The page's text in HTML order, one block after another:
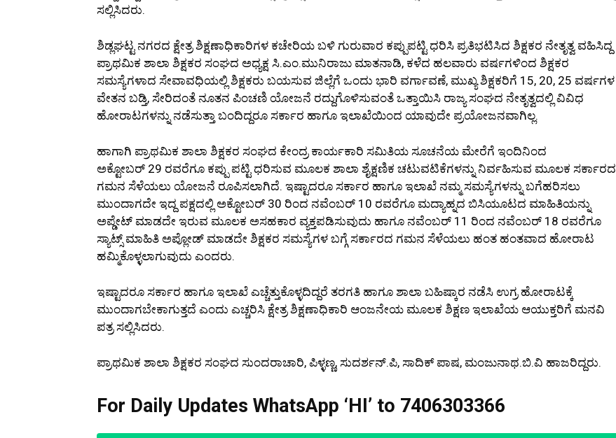
ಸಲ್ಲಿಸಿದರು.
ಶಿಡ್ಲಘಟ್ಟ ನಗರದ ಕ್ಷೇತ್ರ ಶಿಕ್ಷಣಾಧಿಕಾರಿಗಳ ಕಚೇರಿಯ ಬಳಿ ಗುರುವಾರ ಕಪ್ಪುಪಟ್ಟಿ ಧರಿಸಿ ಪ್ರತಿಭಟಿಸಿದ ಶಿಕ್ಷಕರ ನೇತೃತ್ವ ವಹಿಸಿದ್ದ
ಪ್ರಾಥಮಿಕ ಶಾಲಾ ಶಿಕ್ಷಕರ ಸಂಘದ ಅಧ್ಯಕ್ಷ ಸಿ.ಎಂ.ಮುನಿರಾಜು ಮಾತನಾಡಿ, ಕಳೆದ ಹಲವಾರು ವರ್ಷಗಳಿಂದ ಶಿಕ್ಷಕರ
ಸಮಸ್ಯೆಗಳಾದ ಸೇವಾವಧಿಯಲ್ಲಿ ಶಿಕ್ಷಕರು ಬಯಸುವ ಜಿಲ್ಲೆಗೆ ಒಂದು ಭಾರಿ ವರ್ಗಾವಣೆ, ಮುಖ್ಯ ಶಿಕ್ಷಕರಿಗೆ 15, 20, 25 ವರ್ಷಗಳ
ವೇತನ ಬಡ್ತಿ, ಸೇರಿದಂತೆ ನೂತನ ಪಿಂಚಣಿ ಯೋಜನೆ ರದ್ದುಗೊಳಿಸುವಂತೆ ಒತ್ತಾಯಿಸಿ ರಾಜ್ಯ ಸಂಘದ ನೇತೃತ್ವದಲ್ಲಿ ವಿವಿಧ
ಹೋರಾಟಗಳನ್ನು ನಡೆಸುತ್ತಾ ಬಂದಿದ್ದರೂ ಸರ್ಕಾರ ಹಾಗೂ ಇಲಾಖೆಯಿಂದ ಯಾವುದೇ ಪ್ರಯೋಜನವಾಗಿಲ್ಲ.
ಹಾಗಾಗಿ ಪ್ರಾಥಮಿಕ ಶಾಲಾ ಶಿಕ್ಷಕರ ಸಂಘದ ಕೇಂದ್ರ ಕಾರ್ಯಕಾರಿ ಸಮಿತಿಯ ಸೂಚನೆಯ ಮೇರೆಗೆ ಇಂದಿನಿಂದ
ಅಕ್ಟೋಬರ್ 29 ರವರೆಗೂ ಕಪ್ಪು ಪಟ್ಟಿ ಧರಿಸುವ ಮೂಲಕ ಶಾಲಾ ಶೈಕ್ಷಣಿಕ ಚಟುವಟಿಕೆಗಳನ್ನು ನಿರ್ವಹಿಸುವ ಮೂಲಕ ಸರ್ಕಾರದ
ಗಮನ ಸೆಳೆಯಲು ಯೋಜನೆ ರೂಪಿಸಲಾಗಿದೆ. ಇಷ್ಟಾದರೂ ಸರ್ಕಾರ ಹಾಗೂ ಇಲಾಖೆ ನಮ್ಮ ಸಮಸ್ಯೆಗಳನ್ನು ಬಗೆಹರಿಸಲು
ಮುಂದಾಗದೇ ಇದ್ದ ಪಕ್ಷದಲ್ಲಿ ಅಕ್ಟೋಬರ್ 30 ರಿಂದ ನವೆಂಬರ್ 10 ರವರೆಗೂ ಮದ್ಯಾಹ್ನದ ಬಿಸಿಯೂಟದ ಮಾಹಿತಿಯನ್ನು
ಅಪ್ಡೇಟ್ ಮಾಡದೇ ಇರುವ ಮೂಲಕ ಅಸಹಕಾರ ವ್ಯಕ್ತಪಡಿಸುವುದು ಹಾಗೂ ನವೆಂಬರ್ 11 ರಿಂದ ನವೆಂಬರ್ 18 ರವರೆಗೂ
ಸ್ಯಾಟ್ಸ್ ಮಾಹಿತಿ ಅಪ್ಲೋಡ್ ಮಾಡದೇ ಶಿಕ್ಷಕರ ಸಮಸ್ಯೆಗಳ ಬಗ್ಗೆ ಸರ್ಕಾರದ ಗಮನ ಸೆಳೆಯಲು ಹಂತ ಹಂತವಾದ ಹೋರಾಟ
ಹಮ್ಮಿಕೊಳ್ಳಲಾಗುವುದು ಎಂದರು.
ಇಷ್ಟಾದರೂ ಸರ್ಕಾರ ಹಾಗೂ ಇಲಾಖೆ ಎಚ್ಚೆತ್ತುಕೊಳ್ಳದಿದ್ದರೆ ತರಗತಿ ಹಾಗೂ ಶಾಲಾ ಬಹಿಷ್ಕಾರ ನಡೆಸಿ ಉಗ್ರ ಹೋರಾಟಕ್ಕೆ
ಮುಂದಾಗಬೇಕಾಗುತ್ತದೆ ಎಂದು ಎಚ್ಚರಿಸಿ ಕ್ಷೇತ್ರ ಶಿಕ್ಷಣಾಧಿಕಾರಿ ಆಂಜನೇಯ ಮೂಲಕ ಶಿಕ್ಷಣ ಇಲಾಖೆಯ ಆಯುಕ್ತರಿಗೆ ಮನವಿ
ಪತ್ರ ಸಲ್ಲಿಸಿದರು.
ಪ್ರಾಥಮಿಕ ಶಾಲಾ ಶಿಕ್ಷಕರ ಸಂಘದ ಸುಂದರಾಚಾರಿ, ಪಿಳ್ಳಣ್ಣ, ಸುದರ್ಶನ್.ಪಿ, ಸಾದಿಕ್ ಪಾಷ, ಮಂಜುನಾಥ.ಬಿ.ವಿ ಹಾಜರಿದ್ದರು.
For Daily Updates WhatsApp ‘HI’ to 7406303366